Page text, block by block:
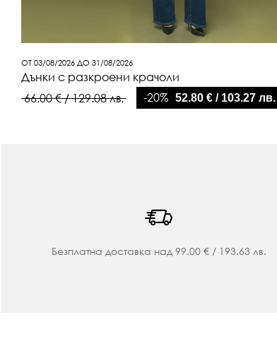
ОТ 03/08/2026 ДО 31/08/2026
Дънки с разкроени крачоли
66.00 € / 129.08 лв.
-20% 52.80 € / 103.27 лв.
Безплатна доставка над 99.00 € / 193.63 лв.